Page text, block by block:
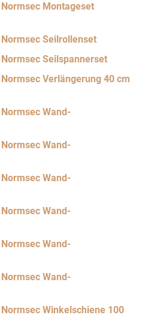
Normsec Montageset
Normsec Seilrollenset
Normsec Seilspannerset
Normsec Verlängerung 40 cm
Normsec Wand-
Normsec Wand-
Normsec Wand-
Normsec Wand-
Normsec Wand-
Normsec Wand-
Normsec Winkelschiene 100